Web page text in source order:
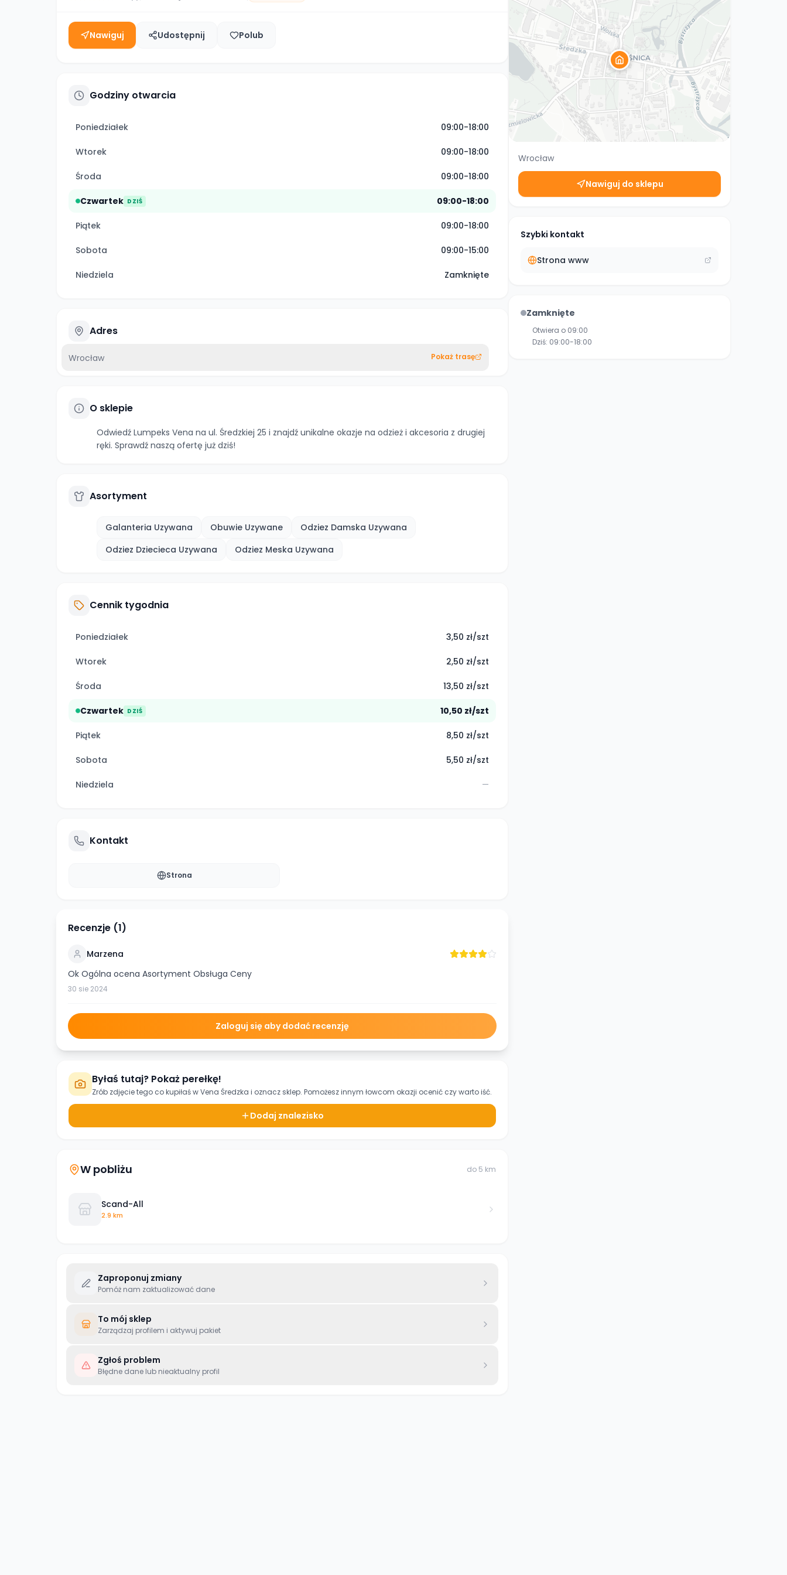
Nawiguj Udostępnij Polub
Godziny otwarcia
Poniedziałek 09:00-18:00
Wtorek 09:00-18:00
Środa 09:00-18:00
Czwartek DZIŚ 09:00-18:00
Piątek 09:00-18:00
Sobota 09:00-15:00
Niedziela Zamknięte
Adres
Wrocław Pokaż trasę
O sklepie
Odwiedź Lumpeks Vena na ul. Średzkiej 25 i znajdź unikalne okazje na odzież i akcesoria z drugiej
ręki. Sprawdź naszą ofertę już dziś!
Asortyment
Galanteria Uzywana Obuwie Uzywane
Odziez Damska Uzywana
Odziez Dziecieca Uzywana
Odziez Meska Uzywana
Cennik tygodnia
Poniedziałek 3,50 zł/szt
Wtorek 2,50 zł/szt
Środa 13,50 zł/szt
Czwartek DZIŚ 10,50 zł/szt
Piątek 8,50 zł/szt
Sobota 5,50 zł/szt
Niedziela —
Kontakt
Strona
Recenzje (1)
Marzena
Ok Ogólna ocena Asortyment Obsługa Ceny
30 sie 2024
Zaloguj się aby dodać recenzję
Byłaś tutaj? Pokaż perełkę!
Zrób zdjęcie tego co kupiłaś wVena Średzka i oznacz sklep. Pomożesz innym łowcom okazji ocenić czy warto iść.
Dodaj znalezisko
W pobliżu do 5 km
Scand-All
2.9 km
Zaproponuj zmiany
Pomóż nam zaktualizować dane
To mój sklep
Zarządzaj profilem i aktywuj pakiet
Zgłoś problem
Błędne dane lub nieaktualny profil
Wrocław
Nawiguj do sklepu
Szybki kontakt
Strona www
Zamknięte
Otwiera o 09:00
Dziś: 09:00-18:00